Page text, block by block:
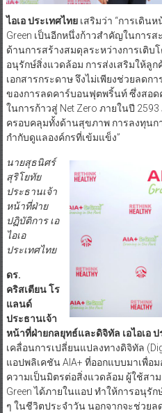
ไอเอ ประเทศไทยเสริมว่า “การเดิน
Green เป็นอีกหนึ่งก้าวสำคัญในการส
ด้านการสร้างสมดุลระหว่างการเติบ
อนุรักษ์สิ่งแวดล้อม การส่งเสริมให้ลู
เอกสารกระดาษ จึงไม่เพียงช่วยลดก
ของการลดคาร์บอนฟุตพริ้นท์ ซึ่งสอ
ในการก้าวสู่ Net Zero ภายในปี
ครอบคลุมทั้งด้านสุขภาพ การลงทุนก
กำกับดูแลองค์กรที่เข้มแข็ง”
นายสุธนิศร์
สุริโยทัย
ประธานเจ้า
หน้าที่ฝ่าย
ปฏิบัติการ เอ
ไอเอ
ประเทศไทย
ดร.
คริสเตียน โร
แลนด์
ประธานเจ้า
หน้าที่ฝ่ายกลยุทธ์และดิจิทัล เอไอเอ ป
เคลื่อนการเปลี่ยนแปลงทางดิจิทัล
แอปพลิเคชัน AIA+ ที่ออกแบบมาเพื่อ
ความเป็นมิตรต่อสิ่งแวดล้อม ผู้ใช้สา
Green ได้ภายในแอป ทำให้การอนุรั
ๆ ในชีวิตประจำวัน นอกจากจะช่วยล